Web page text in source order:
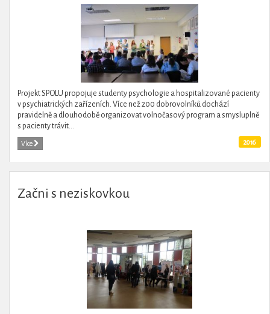
Projekt SPOLU propojuje studenty psychologie a hospitalizované pacienty
v psychiatrických zařízeních. Více než 200 dobrovolníků dochází
pravidelně a dlouhodobě organizovat volnočasový program a smysluplně
s pacienty trávit...
Více 2016
Začni s neziskovkou